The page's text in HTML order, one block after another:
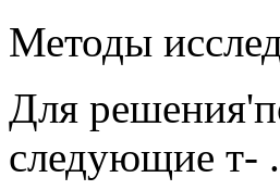
Методы
Для
следующие т-